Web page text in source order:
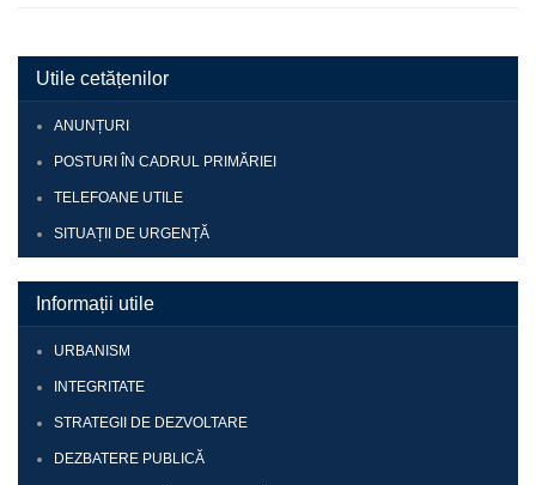
Utile cetățenilor
ANUNȚURI
POSTURI ÎN CADRUL PRIMĂRIEI
TELEFOANE UTILE
SITUAȚII DE URGENȚĂ
Informații utile
URBANISM
INTEGRITATE
STRATEGII DE DEZVOLTARE
DEZBATERE PUBLICĂ